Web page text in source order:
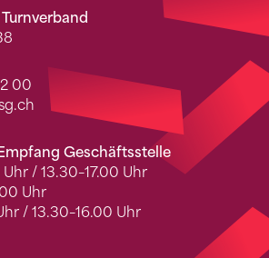
00
Geschäftsstelle
/ 13.30–17.00 Uhr
Uhr
/ 13.30–16.00 Uhr